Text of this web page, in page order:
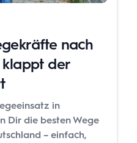
nach
klappt der
in
Dir die besten Wege
– einfach,